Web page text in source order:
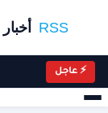
⚡ عاجل